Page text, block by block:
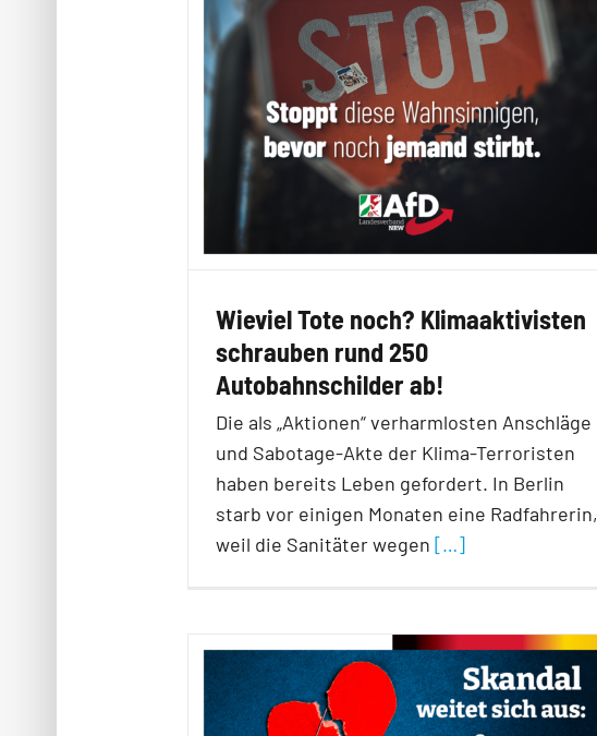
Wieviel Tote noch? Klimaaktivisten
schrauben rund 250
Autobahnschilder ab!
Die als „Aktionen“ verharmlosten Anschläge
und Sabotage-Akte der Klima-Terroristen
haben bereits Leben gefordert. In Berlin
starb vor einigen Monaten eine Radfahrerin,
weil die Sanitäter wegen […]